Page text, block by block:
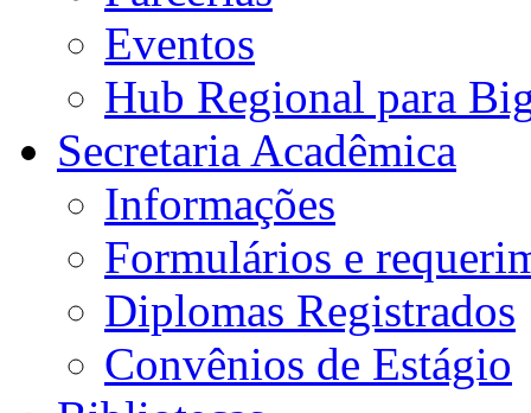
Eventos
Hub Regional para
Secretaria Acadêmica
Informações
Formulários e
Diplomas Registrados
Convênios de Estágio